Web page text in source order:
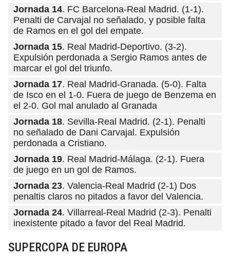
Jornada 14. FC Barcelona-Real Madrid. (1-1).
Penalti de Carvajal no señalado, y posible falta
de Ramos en el gol del empate.
Jornada 15. Real Madrid-Deportivo. (3-2).
Expulsión perdonada a Sergio Ramos antes de
marcar el gol del triunfo.
Jornada 17. Real Madrid-Granada. (5-0). Falta
de Isco en el 1-0. Fuera de juego de Benzema en
el 2-0. Gol mal anulado al Granada
Jornada 18. Sevilla-Real Madrid. (2-1). Penalti
no señalado de Dani Carvajal. Expulsión
perdonada a Cristiano.
Jornada 19. Real Madrid-Málaga. (2-1). Fuera
de juego en un gol de Ramos.
Jornada 23. Valencia-Real Madrid (2-1) Dos
penaltis claros no pitados a favor del Valencia.
Jornada 24. Villarreal-Real Madrid (2-3). Penalti
inexistente pitado a favor del Real Madrid.
SUPERCOPA DE EUROPA